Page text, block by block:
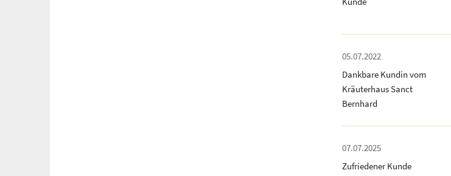
05.07.2022
Dankbare Kundin vom
Kräuterhaus Sanct
Bernhard
07.07.2025
Zufriedener Kunde